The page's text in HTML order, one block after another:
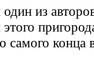
из
самого конца